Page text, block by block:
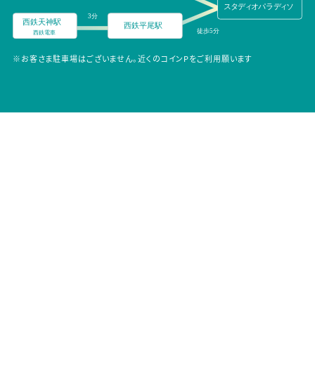
※お客さま駐車場はございません。近くのコインPをご利用願います